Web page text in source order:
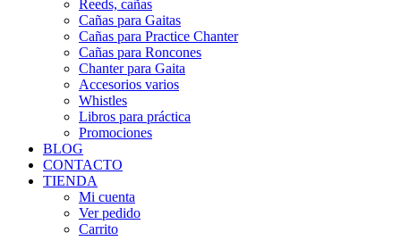
Reeds, cañas
Cañas para Gaitas
Cañas para Practice Chanter
Cañas para Roncones
Chanter para Gaita
Accesorios varios
Whistles
Libros para práctica
Promociones
BLOG
CONTACTO
TIENDA
Mi cuenta
Ver pedido
Carrito